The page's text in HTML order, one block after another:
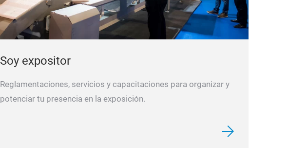
Soy expositor
Reglamentaciones, servicios y capacitaciones para organizar y
potenciar tu presencia en la exposición.